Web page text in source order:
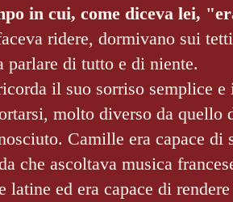
in cui, come diceva lei,
ridere, dormivano sui
parlare di tutto e di niente.
il suo sorriso semplice
molto diverso da quello
Camille era capace di
che ascoltava musica
latine ed era capace di